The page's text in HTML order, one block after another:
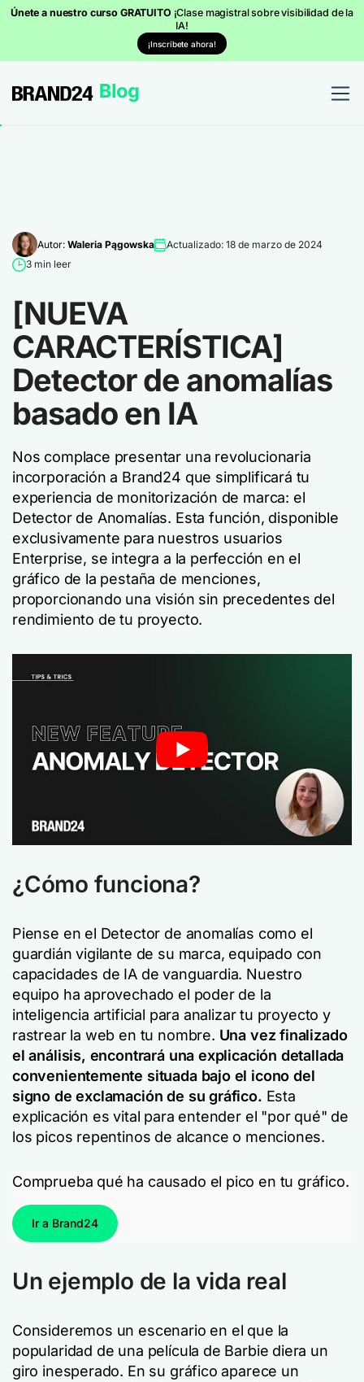
Únete a nuestro curso GRATUITO ¡Clase magistral sobre visibilidad de la
IA!
¡Inscríbete ahora!
Autor: Waleria Pągowska
Actualizado: 18 de marzo de 2024
3 min leer
[NUEVA
CARACTERÍSTICA]
Detector de anomalías
basado en IA
Nos complace presentar una revolucionaria
incorporación a Brand24 que simplificará tu
experiencia de monitorización de marca: el
Detector de Anomalías. Esta función, disponible
exclusivamente para nuestros usuarios
Enterprise, se integra a la perfección en el
gráfico de la pestaña de menciones,
proporcionando una visión sin precedentes del
rendimiento de tu proyecto.
¿Cómo funciona?
Piense en el Detector de anomalías como el
guardián vigilante de su marca, equipado con
capacidades de IA de vanguardia. Nuestro
equipo ha aprovechado el poder de la
inteligencia artificial para analizar tu proyecto y
rastrear la web en tu nombre. Una vez finalizado
el análisis, encontrará una explicación detallada
convenientemente situada bajo el icono del
signo de exclamación de su gráfico. Esta
explicación es vital para entender el "por qué" de
los picos repentinos de alcance o menciones.
Comprueba qué ha causado el pico en tu gráfico.
Ir a Brand24
Un ejemplo de la vida real
Consideremos un escenario en el que la
popularidad de una película de Barbie diera un
giro inesperado. En su gráfico aparece un